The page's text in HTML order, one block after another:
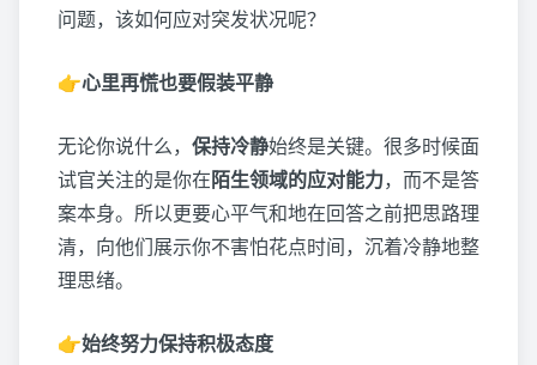
问题，该如何应对突发状况呢？
👉心里再慌也要假装平静
无论你说什么， 保持冷静始终是关键。很多时候面
试官关注的是你在陌生领域的应对能力，而不是答
案本身。所以更要心平气和地在回答之前把思路理
清，向他们展示你不害怕花点时间，沉着冷静地整
理思绪。
👉始终努力保持积极态度